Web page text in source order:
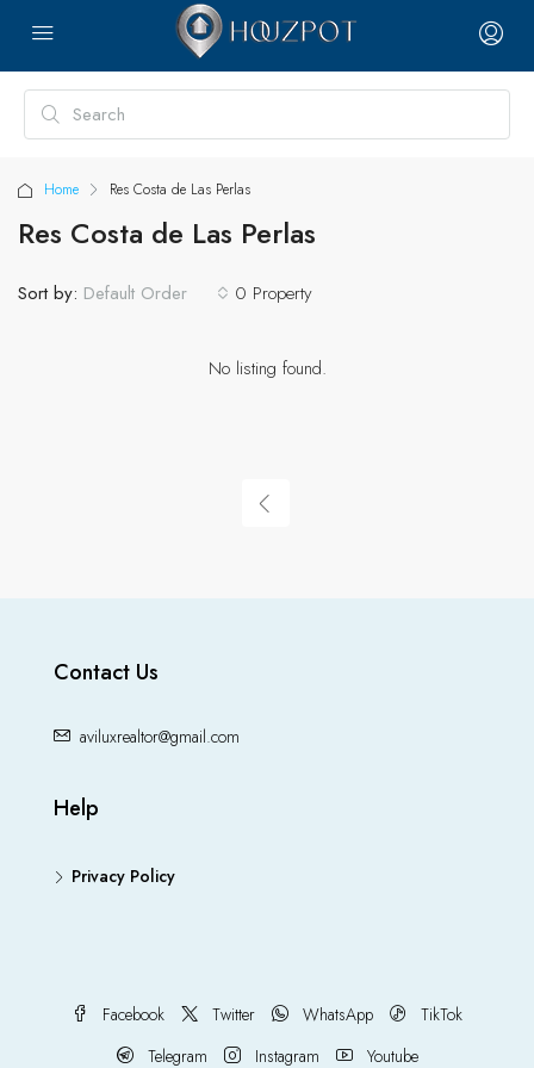
Home Res Costa de Las Perlas
Res Costa de Las Perlas
0 Property
Sort by: Default Order
No listing found.
Contact Us
aviluxrealtor@gmail.com
Help
Privacy Policy
Facebook Twitter WhatsApp
TikTok
Telegram
Instagram Youtube